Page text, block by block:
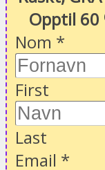
Opptil 60
Nom *
First
Last
Email *